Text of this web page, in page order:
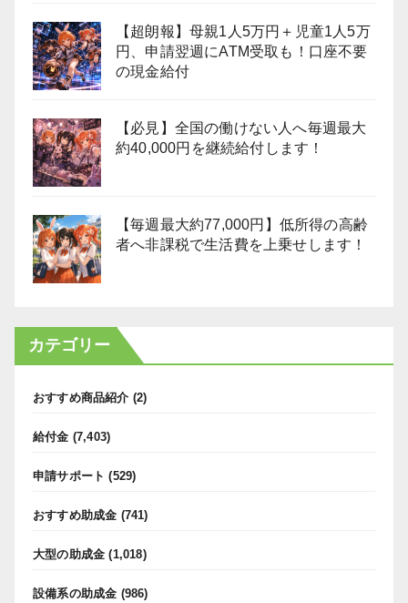
【超朗報】母親1人5万円＋児童1人5万
円、申請翌週にATM受取も！口座不要
の現金給付
【必見】全国の働けない人へ毎週最大
約40,000円を継続給付します！
【毎週最大約77,000円】低所得の高齢
者へ非課税で生活費を上乗せします！
カテゴリー
おすすめ商品紹介 (2)
給付金 (7,403)
申請サポート (529)
おすすめ助成金 (741)
大型の助成金 (1,018)
設備系の助成金 (986)